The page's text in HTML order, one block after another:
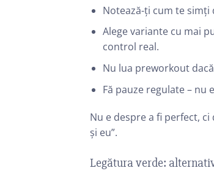
Notează-ți cum te simți
Alege variante cu mai
control real.
Nu lua preworkout
Fă pauze regulate – nu
Nu e despre a fi perfect,
și eu”.
Legătura verde: